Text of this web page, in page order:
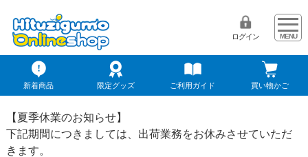
ログイン
新着商品 限定グッズ ご利用ガイド 買い物かご
【夏季休業のお知らせ】
下記期間につきましては、出荷業務をお休みさせていただ
きます。